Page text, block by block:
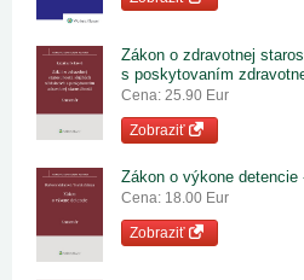
Zákon o zdravotnej
s poskytovaním
Cena: 25.90 Eur
Zobraziť
Zákon o výkone detencie
Cena: 18.00 Eur
Zobraziť